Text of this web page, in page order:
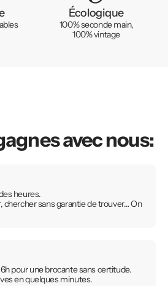
Écologique
100% seconde main,
100% vintage
avec nous:
heures.
chercher sans garantie de trouver… On
pour une brocante sans certitude.
en quelques minutes.